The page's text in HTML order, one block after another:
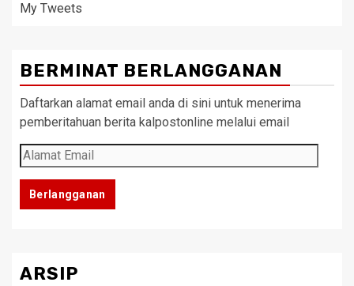
My Tweets
BERMINAT BERLANGGANAN
Daftarkan alamat email anda di sini untuk menerima
pemberitahuan berita kalpostonline melalui email
Alamat
Email
Berlangganan
ARSIP